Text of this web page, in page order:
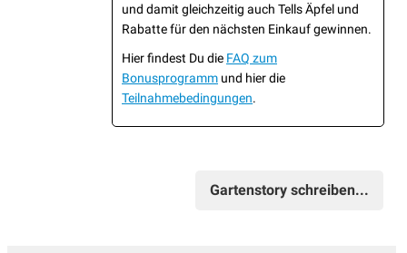
und damit gleichzeitig auch Tells Äpfel und
Rabatte für den nächsten Einkauf gewinnen.
Hier findest Du die FAQ zum
Bonusprogramm und hier die
Teilnahmebedingungen.
Gartenstory schreiben...